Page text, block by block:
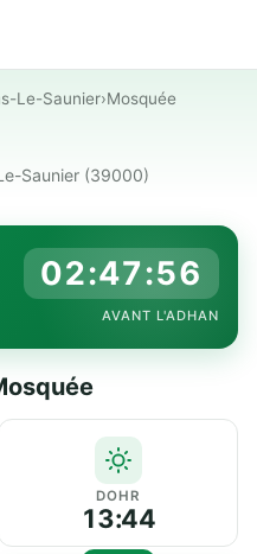
Le-Saunier›Mosquée
Saunier (39000)
02:47:56
AVANT L'ADHAN
DOHR
13:44